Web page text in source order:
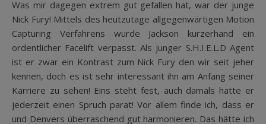
Was mir dagegen extrem gut gefallen hat, war der junge
Nick Fury! Mittels des heutzutage allgegenwärtigen Motion
Capturing Verfahrens wurde Jackson kurzerhand ein
ordentlicher Facelift verpasst. Als junger S.H.I.E.L.D Agent
ist er zwar ein Kontrast zum Nick Fury den wir seit jeher
kennen, doch es ist sehr interessant ihn am Anfang seiner
Karriere zu sehen! Eins steht fest, auch damals hatte er
jederzeit einen Spruch parat! Vor allem finde ich, dass er
und Denvers überraschend gut harmonieren. Das hätte ich